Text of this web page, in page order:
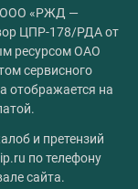
ООО «РЖД —
ЦПР-178/РДА от
ресурсом ОАО
сервисного
отображается на
и претензий
по телефону
сайта.